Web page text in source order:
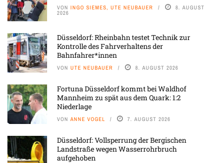
VON INGO SIEMES, UTE NEUBAUER 8. AUGUST
2026
Düsseldorf: Rheinbahn testet Technik zur
Kontrolle des Fahrverhaltens der
Bahnfahrer*innen
VON UTE NEUBAUER 8. AUGUST 2026
Fortuna Düsseldorf kommt bei Waldhof
Mannheim zu spät aus dem Quark: 1:2
Niederlage
VON ANNE VOGEL 7. AUGUST 2026
Düsseldorf: Vollsperrung der Bergischen
Landstraße wegen Wasserrohrbruch
aufgehoben